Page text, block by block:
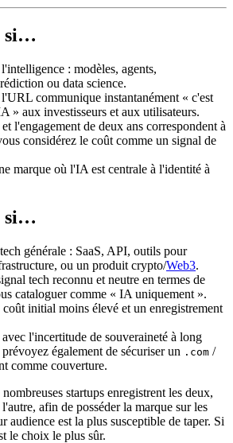
si…
l'intelligence : modèles, agents,
ou data science.
communique instantanément « c'est
» aux investisseurs et aux utilisateurs.
l'engagement de deux ans correspondent à
considérez le coût comme un signal de
marque où l'IA est centrale à l'identité à
si…
générale : SaaS, API, outils pour
ou un produit crypto/Web3.
tech reconnu et neutre en termes de
cataloguer comme « IA uniquement ».
initial moins élevé et un enregistrement
avec l'incertitude de souveraineté à long
également de sécuriser un .com /
comme couverture.
startups enregistrent les deux,
afin de posséder la marque sur les
audience est la plus susceptible de taper. Si
le choix le plus sûr.